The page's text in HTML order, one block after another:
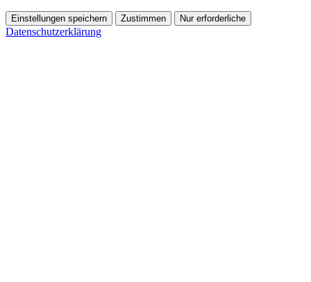
Einstellungen speichern Zustimmen Nur erforderliche
Datenschutzerklärung